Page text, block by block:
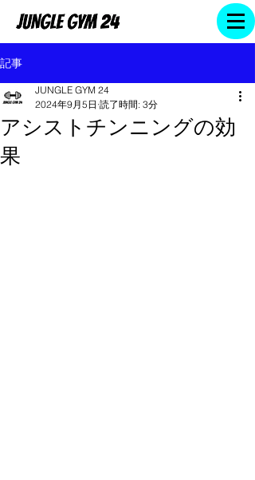
記事
アシストチンニングの効
果
JUNGLE GYM 24
2024年9月5日 読了時間: 3分